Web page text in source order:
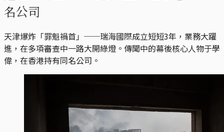
名公司
天津爆炸「罪魁禍首」──瑞海國際成立短短3年，業務大躍
進，在多項審查中一路大開綠燈。傳聞中的幕後核心人物于學
偉，在香港持有同名公司。